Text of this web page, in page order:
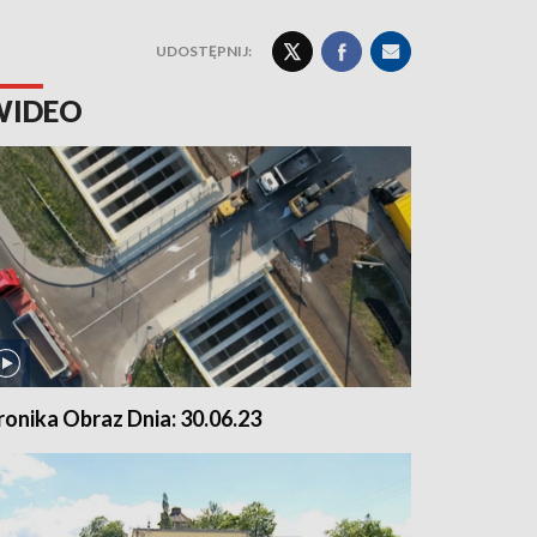
UDOSTĘPNIJ:
Obraz Dnia: 30.06.23